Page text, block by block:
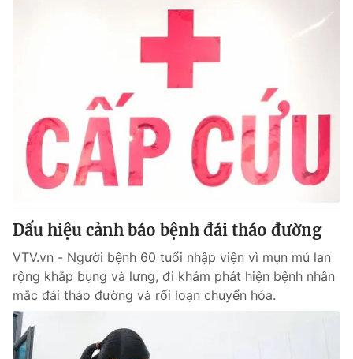
Học trực tuyến
Hitech Công nghệ tương lai
Sản phẩm
Thị trường
Giao lưu trực tuyến
Lịch phát sóng
Chuyên mục khác
Emagazine Podcast
Photo Infographic
Video
Dấu hiệu cảnh báo bệnh đái tháo đường
VTV.vn - Người bệnh 60 tuổi nhập viện vì mụn mủ lan
rộng khắp bụng và lưng, đi khám phát hiện bệnh nhân
mắc đái tháo đường và rối loạn chuyển hóa.